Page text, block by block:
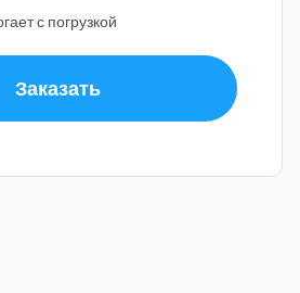
с погрузкой
Заказать